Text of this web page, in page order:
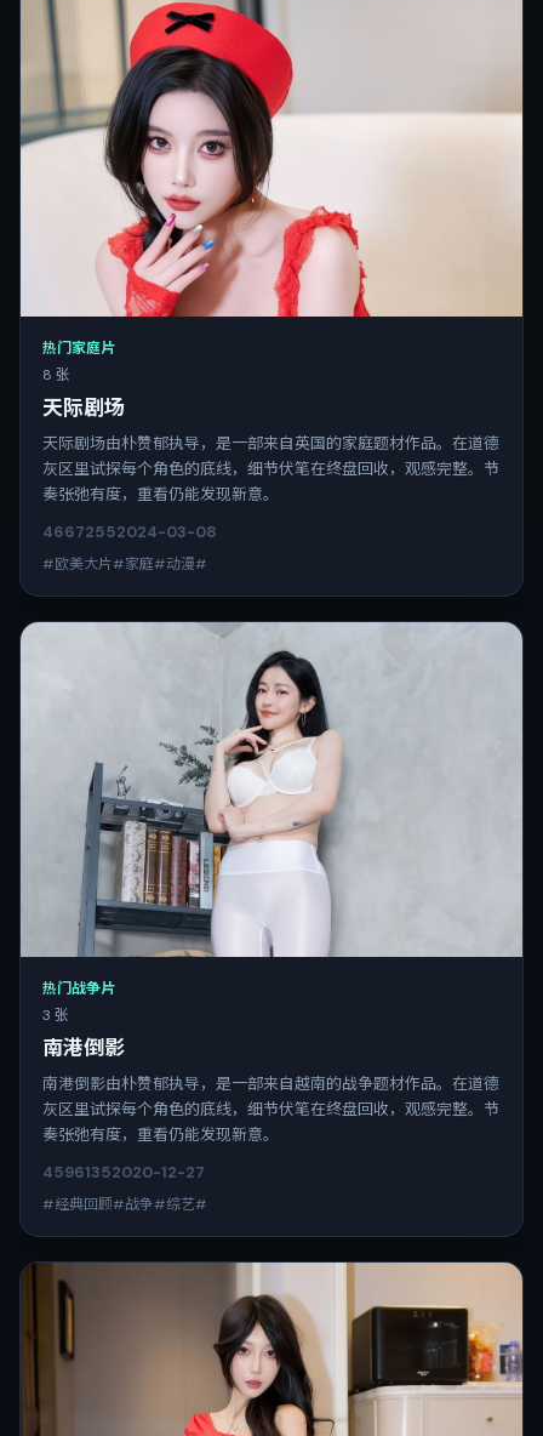
热门家庭片
8 张
天际剧场
天际剧场由朴赞郁执导，是一部来自英国的家庭题材作品。在道德
灰区里试探每个角色的底线，细节伏笔在终盘回收，观感完整。节
奏张弛有度，重看仍能发现新意。
46672552024-03-08
#欧美大片#家庭#动漫#
热门战争片
3 张
南港倒影
南港倒影由朴赞郁执导，是一部来自越南的战争题材作品。在道德
灰区里试探每个角色的底线，细节伏笔在终盘回收，观感完整。节
奏张弛有度，重看仍能发现新意。
45961352020-12-27
#经典回顾#战争#综艺#